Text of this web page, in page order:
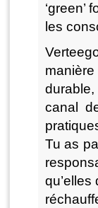
‘green’
les
durable,
canal
Tu as